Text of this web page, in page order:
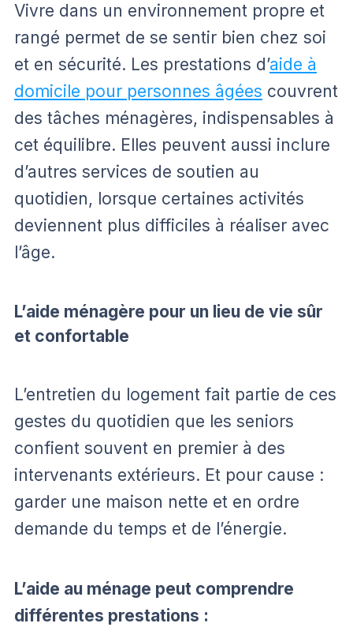
Vivre dans un environnement propre et
rangé permet de se sentir bien chez soi
et en sécurité. Les prestations d’aide à
domicile pour personnes âgées couvrent
des tâches ménagères, indispensables à
cet équilibre. Elles peuvent aussi inclure
d’autres services de soutien au
quotidien, lorsque certaines activités
deviennent plus difficiles à réaliser avec
l’âge.
L’aide ménagère pour un lieu de vie sûr
et confortable
L’entretien du logement fait partie de ces
gestes du quotidien que les seniors
confient souvent en premier à des
intervenants extérieurs. Et pour cause :
garder une maison nette et en ordre
demande du temps et de l’énergie.
L’aide au ménage peut comprendre
différentes prestations :